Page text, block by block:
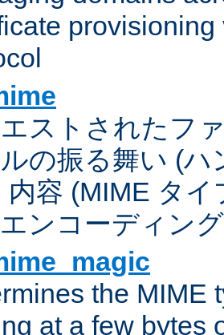
provisioning
ストされたフ
の振る舞い (
内容 (MIME タ
エンコーディン
the MIME
at a few bytes